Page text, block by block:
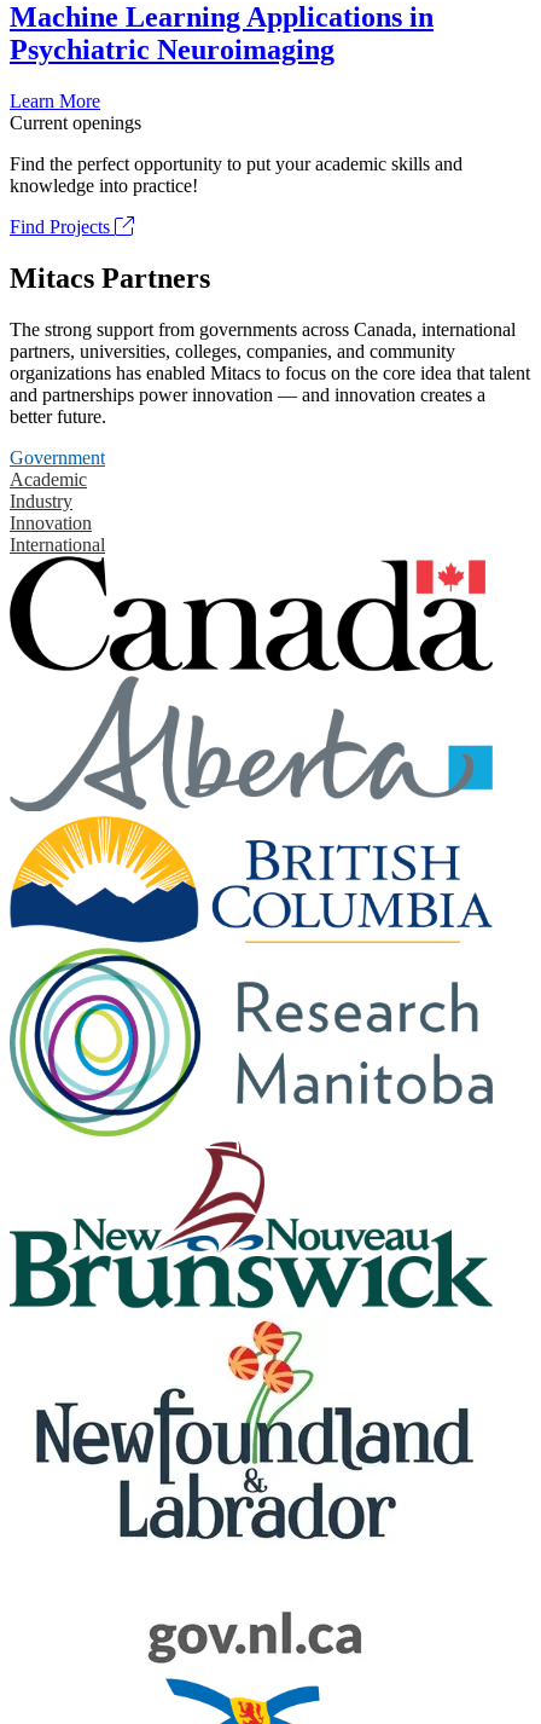
Machine Learning Applications in
Psychiatric Neuroimaging
Learn More
Current openings
Find the perfect opportunity to put your academic skills and
knowledge into practice!
Find Projects
Mitacs Partners
The strong support from governments across Canada, international
partners, universities, colleges, companies, and community
organizations has enabled Mitacs to focus on the core idea that talent
and partnerships power innovation — and innovation creates a
better future.
Government
Academic
Industry
Innovation
International